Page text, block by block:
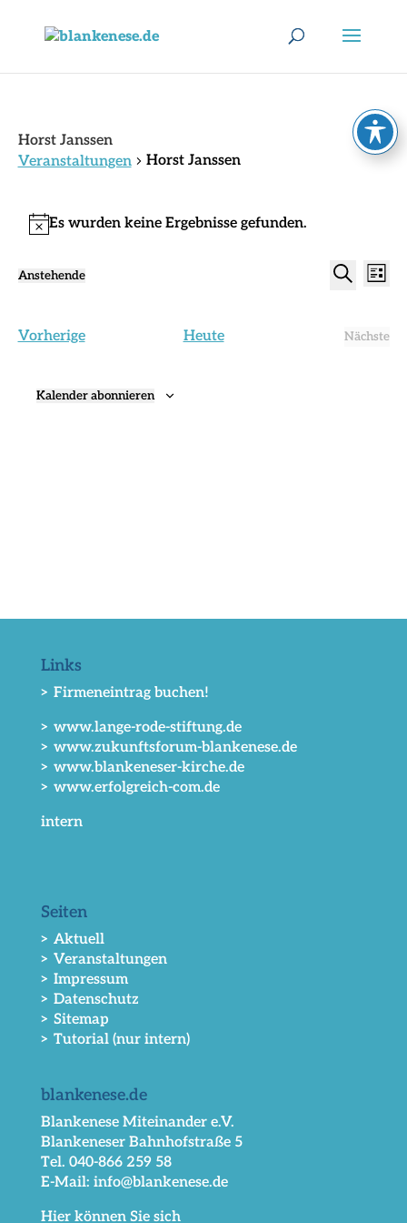
Horst Janssen
Veranstaltungen
Horst Janssen
Hinweis
Es wurden keine Ergebnisse gefunden.
Liste
Anstehende
VorherigeVeranstaltungenHeute
Nächste
Kalender abonnieren
Links
> Firmeneintrag buchen!
> www.lange-rode-stiftung.de
> www.zukunftsforum-blankenese.de
> www.blankeneser-kirche.de
> www.erfolgreich-com.de
intern
Seiten
> Aktuell
> Veranstaltungen
> Impressum
> Datenschutz
> Sitemap
> Tutorial (nur intern)
blankenese.de
Blankenese Miteinander e.V.
Blankeneser Bahnhofstraße 5
Tel. 040-866 259 58
E-Mail: info@blankenese.de
Hier können Sie sich